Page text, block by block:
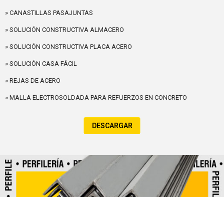
» CANASTILLAS PASAJUNTAS
» SOLUCIÓN CONSTRUCTIVA ALMACERO
» SOLUCIÓN CONSTRUCTIVA PLACA ACERO
» SOLUCIÓN CASA FÁCIL
» REJAS DE ACERO
» MALLA ELECTROSOLDADA PARA REFUERZOS EN CONCRETO
DESCARGAR